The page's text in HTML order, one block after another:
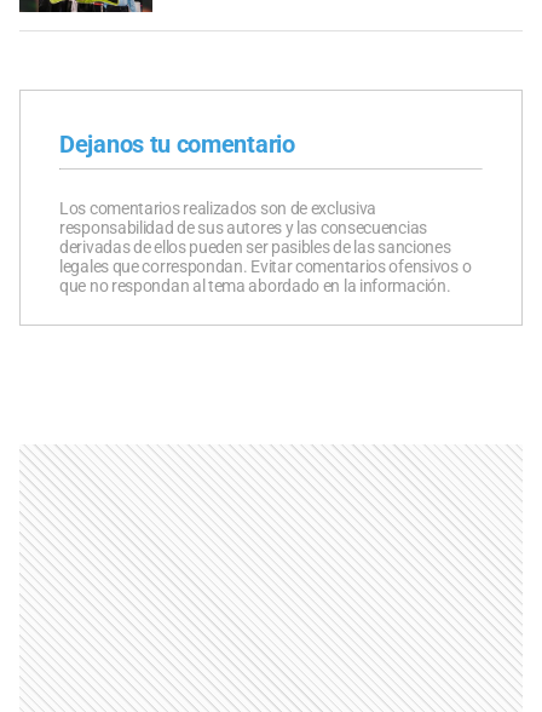
Dejanos tu comentario
Los comentarios realizados son de exclusiva
responsabilidad de sus autores y las consecuencias
derivadas de ellos pueden ser pasibles de las sanciones
legales que correspondan. Evitar comentarios ofensivos o
que no respondan al tema abordado en la información.